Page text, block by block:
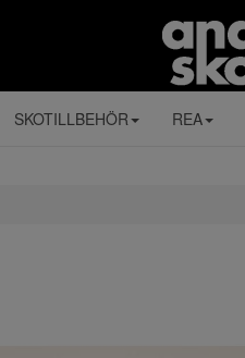
SKOTILLBEHÖR REA